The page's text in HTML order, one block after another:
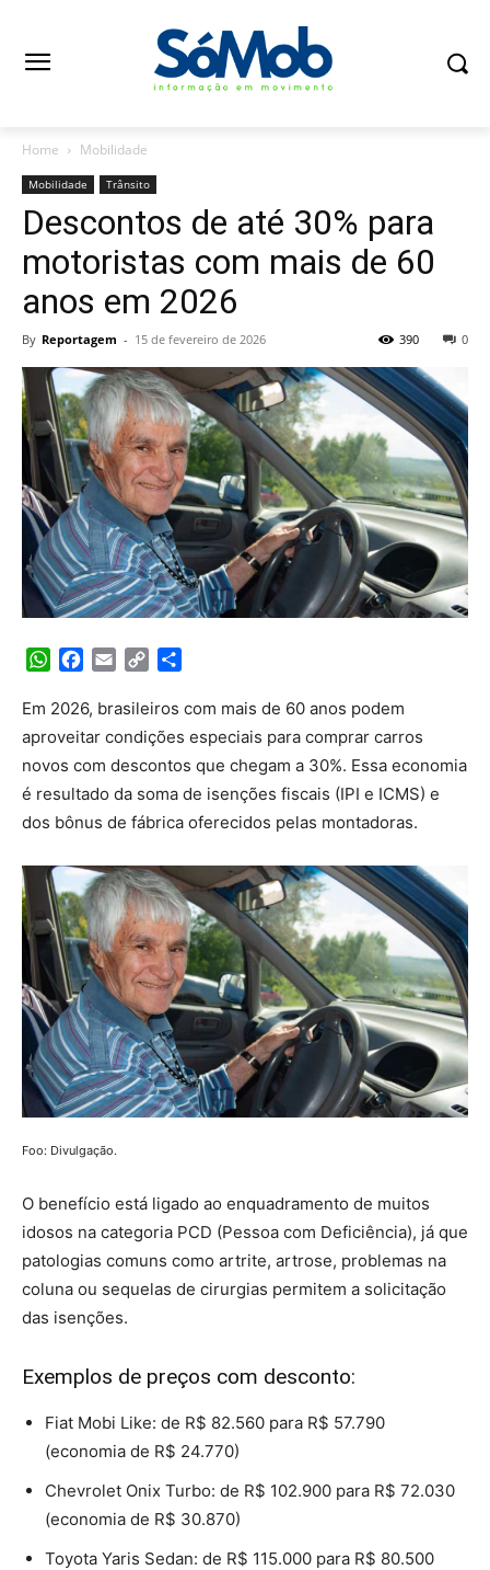
Home Mobilidade
Mobilidade Trânsito
Descontos de até 30% para
motoristas com mais de 60
anos em 2026
By Reportagem - 15 de fevereiro de 2026 0
390
WhatsApp
Facebook
Email Copy
Em 2026, brasileiros com mais de 60 anos podem
aproveitar condições especiais para comprar carros
novos com descontos que chegam a 30%. Essa economia
é resultado da soma de isenções fiscais (IPI e ICMS) e
dos bônus de fábrica oferecidos pelas montadoras.
Foo: Divulgação.
O benefício está ligado ao enquadramento de muitos
idosos na categoria PCD (Pessoa com Deficiência), já que
patologias comuns como artrite, artrose, problemas na
coluna ou sequelas de cirurgias permitem a solicitação
das isenções.
Exemplos de preços com desconto:
Fiat Mobi Like: de R$ 82.560 para R$ 57.790
(economia de R$ 24.770)
Chevrolet Onix Turbo: de R$ 102.900 para R$ 72.030
(economia de R$ 30.870)
Toyota Yaris Sedan: de R$ 115.000 para R$ 80.500